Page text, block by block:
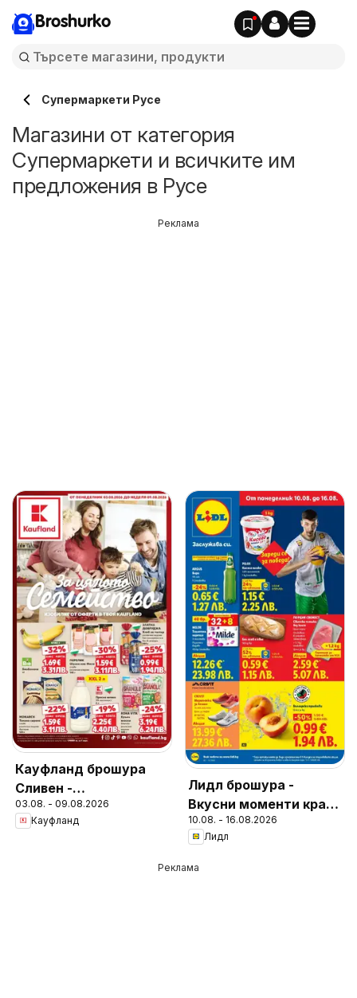
Broshurko
Супермаркети Русе
Магазини от категория
Супермаркети и всичките им
предложения в Русе
Кауфланд брошура
Сливен -
Предложения за
цялото семейство
03.08. - 09.08.2026
Кауфланд
Лидл брошура -
Вкусни моменти край
грила
10.08. - 16.08.2026
Лидл
Реклама
Реклама